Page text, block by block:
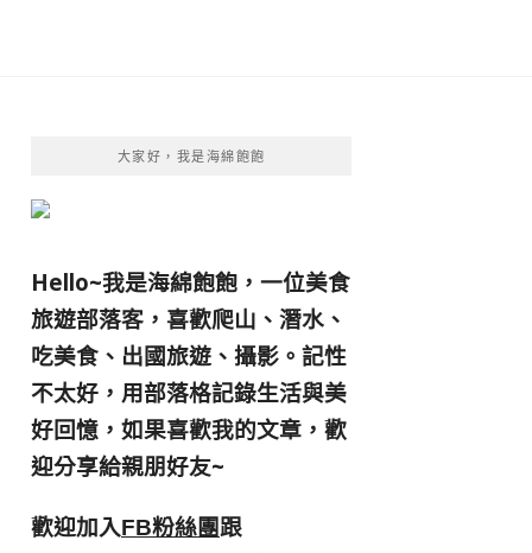
大家好，我是海綿飽飽
Hello~我是海綿飽飽，一位美食
旅遊部落客， 喜歡爬山、潛水、
吃美食、出國旅遊、攝影。 記性
不太好，用部落格記錄生活與美
好回憶， 如果喜歡我的文章，歡
迎分享給親朋好友~
歡迎加入FB粉絲團跟